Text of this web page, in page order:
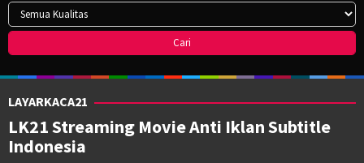
LAYARKACA21
LK21 Streaming Movie Anti Iklan Subtitle
Indonesia